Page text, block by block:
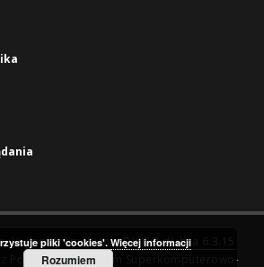
oprogramowaniuDInGO dLibra 6.3.15
Poznańskie Centrum Superkomputerowo-
pliki 'cookies'. Więcej informacji
Rozumiem